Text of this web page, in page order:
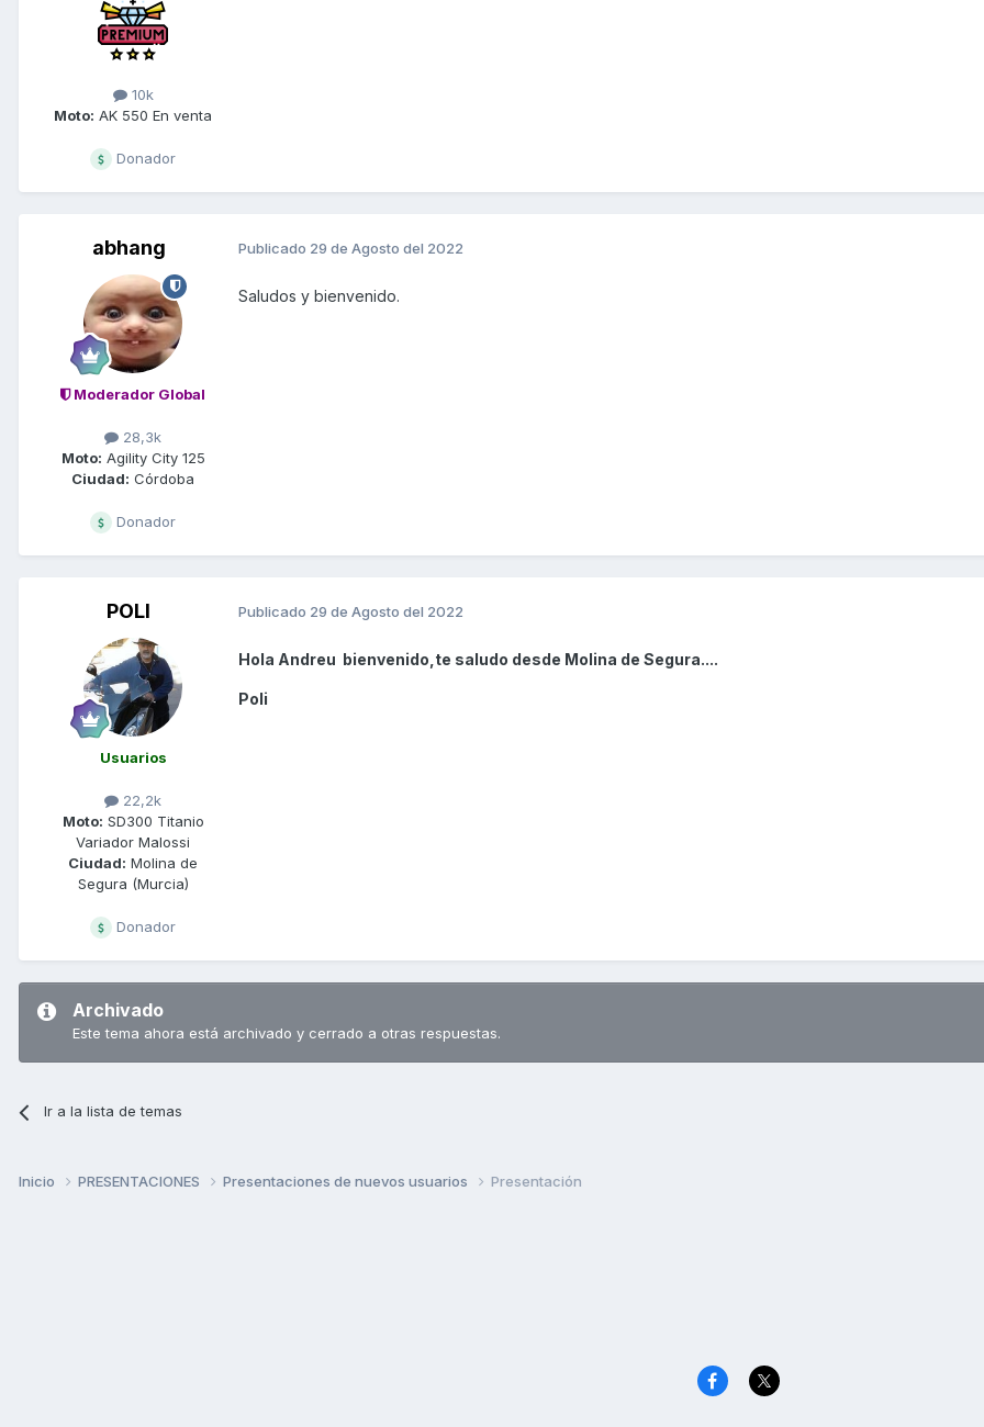
10k
Moto: AK 550 En venta
Donador
abhang
Moderador Global
28,3k
Moto: Agility City 125
Ciudad: Córdoba
Donador
Publicado 29 de Agosto del 2022
Saludos y bienvenido.
POLI
Usuarios
22,2k
Moto: SD300 Titanio
Variador Malossi
Ciudad: Molina de
Segura (Murcia)
Donador
Publicado 29 de Agosto del 2022
Hola Andreu bienvenido,te saludo desde Molina de Segura....
Poli
Archivado
Este tema ahora está archivado y cerrado a otras respuestas.
Ir a la lista de temas
Inicio PRESENTACIONES Presentaciones de nuevos usuarios Presentación